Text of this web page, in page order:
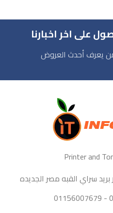
على اخر اخبارنا
يعرف أحدث العروض
Printer and